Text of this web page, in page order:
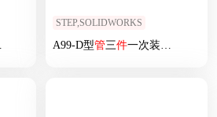
应用）
STEP,SOLIDWORKS
A99-D型管三件一次装